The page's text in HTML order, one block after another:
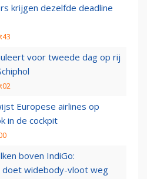
krijgen dezelfde deadline
voor tweede dag op rij
Europese airlines op
in de cockpit
boven IndiGo:
widebody-vloot weg